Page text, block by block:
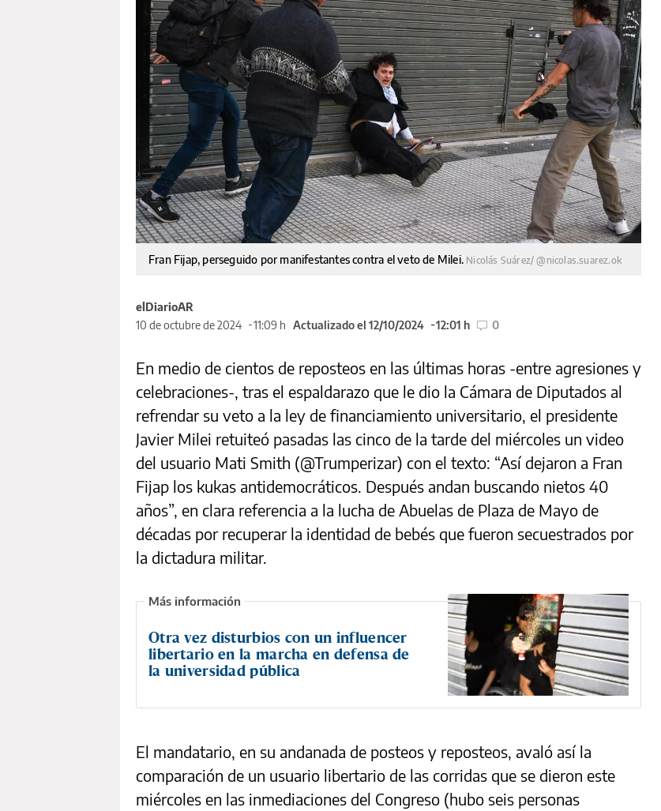
Fran Fijap, perseguido por manifestantes contra el veto de Milei. Nicolás Suárez/ @nicolas.suarez.ok
elDiarioAR
10 de octubre de 2024
11:09 h Actualizado el 12/10/2024 12:01 h 0
En medio de cientos de reposteos en las últimas horas -entre agresiones y
celebraciones-, tras el espaldarazo que le dio la Cámara de Diputados al
refrendar su veto a la ley de financiamiento universitario, el presidente
Javier Milei retuiteó pasadas las cinco de la tarde del miércoles un video
del usuario Mati Smith (@Trumperizar) con el texto: “Así dejaron a Fran
Fijap los kukas antidemocráticos. Después andan buscando nietos 40
años”, en clara referencia a la lucha de Abuelas de Plaza de Mayo de
décadas por recuperar la identidad de bebés que fueron secuestrados por
la dictadura militar.
Otra vez disturbios con un influencer
libertario en la marcha en defensa de
la universidad pública
El mandatario, en su andanada de posteos y reposteos, avaló así la
comparación de un usuario libertario de las corridas que se dieron este
miércoles en las inmediaciones del Congreso (hubo seis personas